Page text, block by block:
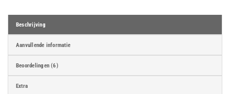
Beschrijving
Aanvullende informatie
Beoordelingen (6)
Extra